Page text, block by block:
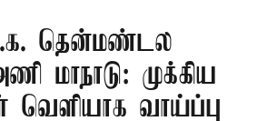
தென்மண்டல
மாநாடு: முக்கிய
வெளியாக வாய்ப்பு